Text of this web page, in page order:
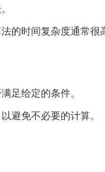
的时间复杂度通常
足给定的条件。
避免不必要的计算。